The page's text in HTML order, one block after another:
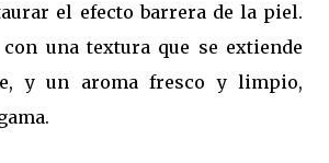
el efecto barrera de la piel.
una textura que se extiende
y un aroma fresco y limpio,